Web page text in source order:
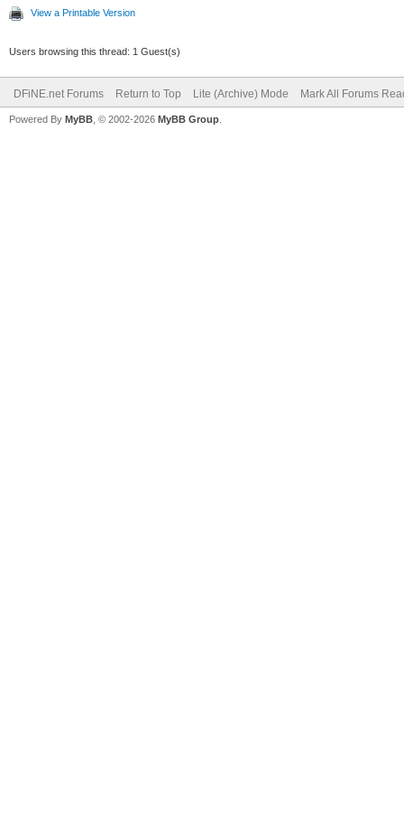
View a Printable Version
Users browsing this thread: 1 Guest(s)
DFiNE.net Forums Return to Top Lite (Archive) Mode Mark All Forums
Powered By MyBB , © 2002-2026 MyBB Group